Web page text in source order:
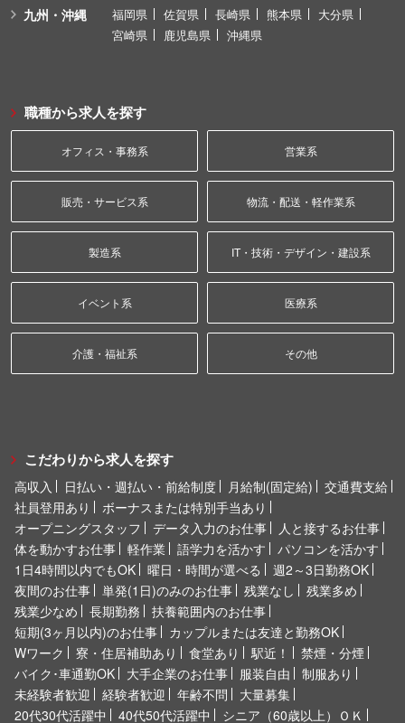
九州・沖縄 福岡県 佐賀県 長崎県 熊本県
大分県
宮崎県
鹿児島県 沖縄県
職種から求人を探す
オフィス・事務系 営業系
販売・サービス系 物流・配送・軽作業系
製造系 IT・技術・デザイン・建設系
イベント系 医療系
介護・福祉系 その他
こだわりから求人を探す
高収入 日払い・週払い・前給制度 月給制(固定給)
交通費支給
社員登用あり
ボーナスまたは特別手当あり
オープニングスタッフ
データ入力のお仕事
人と接するお仕事
体を動かすお仕事
軽作業 語学力を活かす
パソコンを活かす
1日4時間以内でもOK
曜日・時間が選べる
週2～3日勤務OK
夜間のお仕事
単発(1日)のみのお仕事 残業なし
残業多め
残業少なめ
長期勤務
扶養範囲内のお仕事
短期(3ヶ月以内)のお仕事
カップルまたは友達と勤務OK
Wワーク
寮・住居補助あり 食堂あり 駅近！
禁煙・分煙
バイク･車通勤OK
大手企業のお仕事 服装自由
制服あり
未経験者歓迎
経験者歓迎 年齢不問
大量募集
20代30代活躍中
40代50代活躍中 シニア（60歳以上）ＯＫ